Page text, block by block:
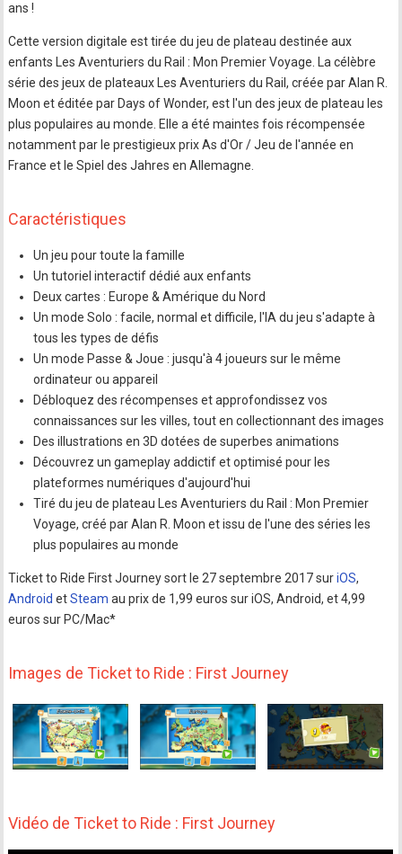
ans !
Cette version digitale est tirée du jeu de plateau destinée aux
enfants Les Aventuriers du Rail : Mon Premier Voyage. La célèbre
série des jeux de plateaux Les Aventuriers du Rail, créée par Alan R.
Moon et éditée par Days of Wonder, est l'un des jeux de plateau les
plus populaires au monde. Elle a été maintes fois récompensée
notamment par le prestigieux prix As d'Or / Jeu de l'année en
France et le Spiel des Jahres en Allemagne.
Caractéristiques
Un jeu pour toute la famille
Un tutoriel interactif dédié aux enfants
Deux cartes : Europe & Amérique du Nord
Un mode Solo : facile, normal et difficile, l'IA du jeu s'adapte à
tous les types de défis
Un mode Passe & Joue : jusqu'à 4 joueurs sur le même
ordinateur ou appareil
Débloquez des récompenses et approfondissez vos
connaissances sur les villes, tout en collectionnant des images
Des illustrations en 3D dotées de superbes animations
Découvrez un gameplay addictif et optimisé pour les
plateformes numériques d'aujourd'hui
Tiré du jeu de plateau Les Aventuriers du Rail : Mon Premier
Voyage, créé par Alan R. Moon et issu de l'une des séries les
plus populaires au monde
Ticket to Ride First Journey sort le 27 septembre 2017 suriOS,
Android etSteam au prix de 1,99 euros sur iOS, Android, et 4,99
euros sur PC/Mac*
Images de Ticket to Ride : First Journey
Vidéo de Ticket to Ride : First Journey